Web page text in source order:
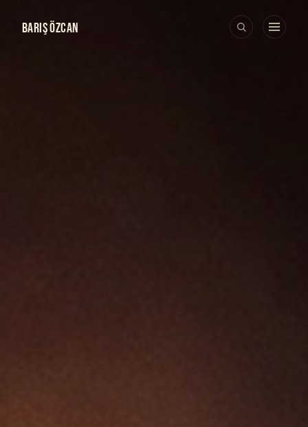
BARIŞ ÖZCAN